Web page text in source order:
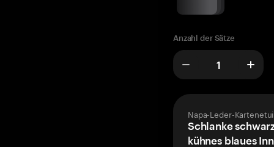
Anzahl der Sätze
Napa-Leder-
Schlanke
kühnes blaues